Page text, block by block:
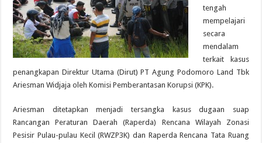
tengah
mempelajari
secara
mendalam
terkait kasus
penangkapan Direktur Utama (Dirut) PT Agung Podomoro Land Tbk
Ariesman Widjaja oleh Komisi Pemberantasan Korupsi (KPK).
Ariesman ditetapkan menjadi tersangka kasus dugaan suap
Rancangan Peraturan Daerah (Raperda) Rencana Wilayah Zonasi
Pesisir Pulau-pulau Kecil (RWZP3K) dan Raperda Rencana Tata Ruang